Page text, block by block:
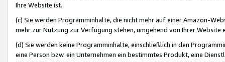
Ihre Website ist.
(c) Sie werden Programminhalte, die nicht mehr auf einer Amazon-
mehr zur Nutzung zur Verfügung stehen, umgehend von Ihrer
(d) Sie werden keine Programminhalte, einschließlich in den
eine Person bzw. ein Unternehmen ein bestimmtes Produkt, eine